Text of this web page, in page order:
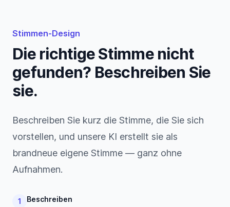
Stimmen-Design
Die richtige Stimme nicht
gefunden? Beschreiben Sie
sie.
Beschreiben Sie kurz die Stimme, die Sie sich
vorstellen, und unsere KI erstellt sie als
brandneue eigene Stimme — ganz ohne
Aufnahmen.
1 Beschreiben